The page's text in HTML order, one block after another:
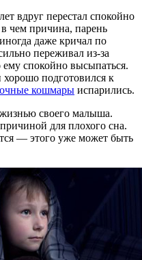
вдруг перестал спокойно
чем причина, парень
даже кричал по
переживал из-за
ему спокойно высыпаться.
подготовился к
кошмары испарились.
своего малыша.
для плохого сна.
— этого уже может быть